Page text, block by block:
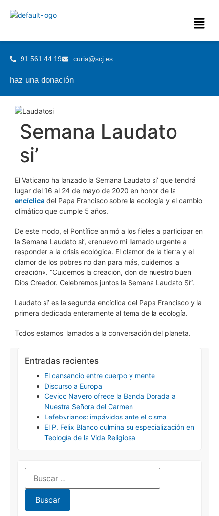
91 561 44 19 curia@scj.es
haz una donación
Semana Laudato
si’
El Vaticano ha lanzado la Semana Laudato si’ que tendrá
lugar del 16 al 24 de mayo de 2020 en honor de la
encíclica del Papa Francisco sobre la ecología y el cambio
climático que cumple 5 años.
De este modo, el Pontífice animó a los fieles a participar en
la Semana Laudato si’, «renuevo mi llamado urgente a
responder a la crisis ecológica. El clamor de la tierra y el
clamor de los pobres no dan para más, cuidemos la
creación». “Cuidemos la creación, don de nuestro buen
Dios Creador. Celebremos juntos la Semana Laudato Sí”.
Laudato si’ es la segunda encíclica del Papa Francisco y la
primera dedicada enteramente al tema de la ecología.
Todos estamos llamados a la conversación del planeta.
Entradas recientes
El cansancio entre cuerpo y mente
Discurso a Europa
Cevico Navero ofrece la Banda Dorada a
Nuestra Señora del Carmen
Lefebvrianos: impávidos ante el cisma
El P. Félix Blanco culmina su especialización en
Teología de la Vida Religiosa